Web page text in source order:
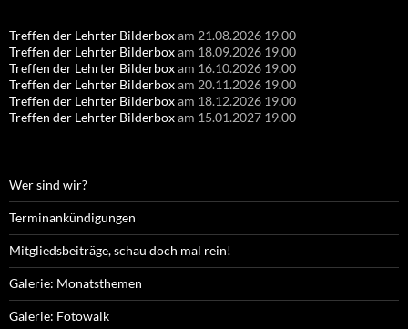
Treffen der Lehrter Bilderboxam 21.08.2026 19.00
Treffen der Lehrter Bilderboxam 18.09.2026 19.00
Treffen der Lehrter Bilderboxam 16.10.2026 19.00
Treffen der Lehrter Bilderboxam 20.11.2026 19.00
Treffen der Lehrter Bilderboxam 18.12.2026 19.00
Treffen der Lehrter Bilderboxam 15.01.2027 19.00
Wer sind wir?
Terminankündigungen
Mitgliedsbeiträge, schau doch mal rein!
Galerie: Monatsthemen
Galerie: Fotowalk